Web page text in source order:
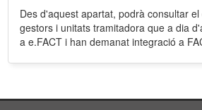
Des d'aquest apartat, podrà consultar
gestors i unitats tramitadora que a dia
a e.FACT i han demanat integració a